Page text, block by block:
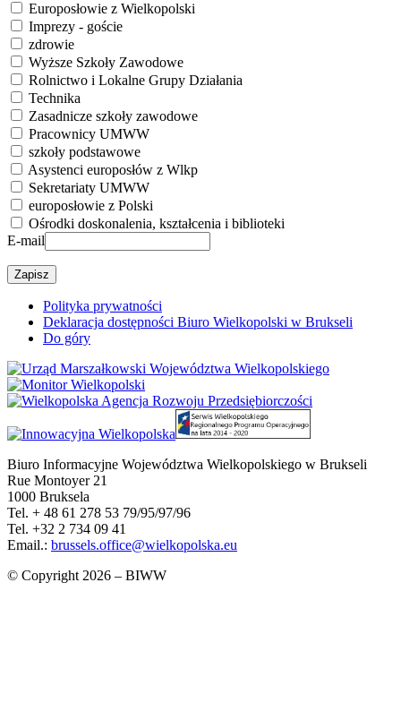
Europosłowie z Wielkopolski
Imprezy - goście
zdrowie
Wyższe Szkoły Zawodowe
Rolnictwo i Lokalne Grupy Działania
Technika
Zasadnicze szkoły zawodowe
Pracownicy UMWW
szkoły podstawowe
Asystenci europosłów z Wlkp
Sekretariaty UMWW
europosłowie z Polski
Ośrodki doskonalenia, kształcenia i biblioteki
E-mail
Polityka prywatności
Deklaracja dostępności Biuro Wielkopolski w Brukseli
Do góry
Biuro Informacyjne Województwa Wielkopolskiego w Brukseli
Rue Montoyer 21
1000 Bruksela
Tel. + 48 61 278 53 79/95/97/96
Tel. +32 2 734 09 41
Email.: brussels.office@wielkopolska.eu
© Copyright 2026 – BIWW